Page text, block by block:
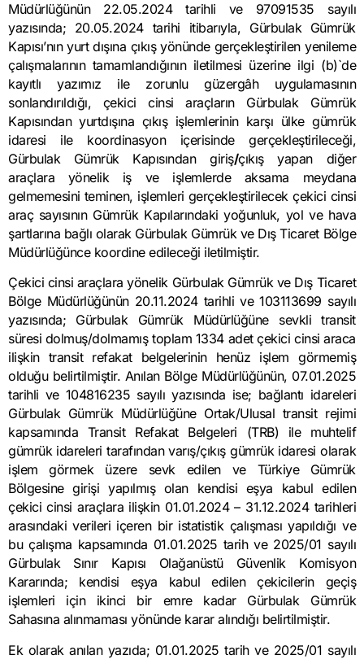
Müdürlüğünün 22.05.2024 tarihli ve 97091535 sayılı
yazısında; 20.05.2024 tarihi itibarıyla, Gürbulak Gümrük
Kapısı’nın yurt dışına çıkış yönünde gerçekleştirilen yenileme
çalışmalarının tamamlandığının iletilmesi üzerine ilgi (b)`de
kayıtlı yazımız ile zorunlu güzergâh uygulamasının
sonlandırıldığı, çekici cinsi araçların Gürbulak Gümrük
Kapısından yurtdışına çıkış işlemlerinin karşı ülke gümrük
idaresi ile koordinasyon içerisinde gerçekleştirileceği,
Gürbulak Gümrük Kapısından giriş/çıkış yapan diğer
araçlara yönelik iş ve işlemlerde aksama meydana
gelmemesini teminen, işlemleri gerçekleştirilecek çekici cinsi
araç sayısının Gümrük Kapılarındaki yoğunluk, yol ve hava
şartlarına bağlı olarak Gürbulak Gümrük ve Dış Ticaret Bölge
Müdürlüğünce koordine edileceği iletilmiştir.
Çekici cinsi araçlara yönelik Gürbulak Gümrük ve Dış Ticaret
Bölge Müdürlüğünün 20.11.2024 tarihli ve 103113699 sayılı
yazısında; Gürbulak Gümrük Müdürlüğüne sevkli transit
süresi dolmuş/dolmamış toplam 1334 adet çekici cinsi araca
ilişkin transit refakat belgelerinin henüz işlem görmemiş
olduğu belirtilmiştir. Anılan Bölge Müdürlüğünün, 07.01.2025
tarihli ve 104816235 sayılı yazısında ise; bağlantı idareleri
Gürbulak Gümrük Müdürlüğüne Ortak/Ulusal transit rejimi
kapsamında Transit Refakat Belgeleri (TRB) ile muhtelif
gümrük idareleri tarafından varış/çıkış gümrük idaresi olarak
işlem görmek üzere sevk edilen ve Türkiye Gümrük
Bölgesine girişi yapılmış olan kendisi eşya kabul edilen
çekici cinsi araçlara ilişkin 01.01.2024 – 31.12.2024 tarihleri
arasındaki verileri içeren bir istatistik çalışması yapıldığı ve
bu çalışma kapsamında 01.01.2025 tarih ve 2025/01 sayılı
Gürbulak Sınır Kapısı Olağanüstü Güvenlik Komisyon
Kararında; kendisi eşya kabul edilen çekicilerin geçiş
işlemleri için ikinci bir emre kadar Gürbulak Gümrük
Sahasına alınmaması yönünde karar alındığı belirtilmiştir.
Ek olarak anılan yazıda; 01.01.2025 tarih ve 2025/01 sayılı